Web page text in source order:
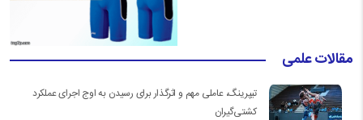
مقالات علمی
تیپرینگ، عاملی مهم و اثرگذار برای رسیدن به اوج اجرای عملکرد
کشتی‌گیران